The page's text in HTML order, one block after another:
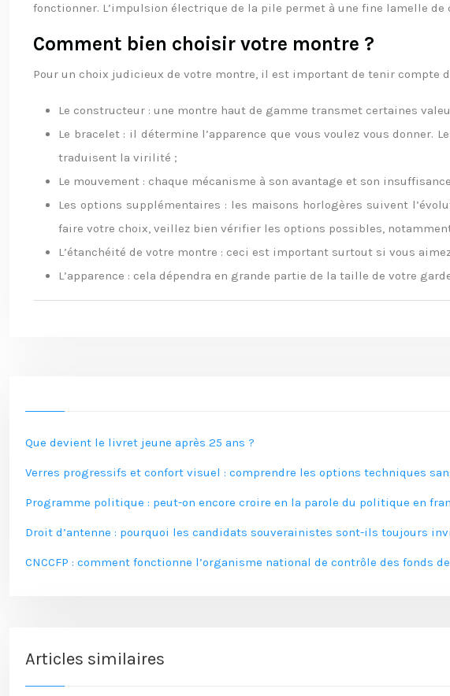
fonctionner. L’impulsion électrique de la pile permet à une fine lamelle
Comment bien choisir votre montre ?
Pour un choix judicieux de votre montre, il est important de tenir compte
Le constructeur : une montre haut de gamme transmet certaines
Le bracelet : il détermine l’apparence que vous voulez vous
traduisent la virilité ;
Le mouvement : chaque mécanisme à son avantage et son
Les options supplémentaires : les maisons horlogères suivent
faire votre choix, veillez bien vérifier les options possibles,
L’étanchéité de votre montre : ceci est important surtout si vous
L’apparence : cela dépendra en grande partie de la taille de votre
Que devient le livret jeune après 25 ans ?
Verres progressifs et confort visuel : comprendre les options techniques
Programme politique : peut-on encore croire en la parole du politique en
Droit d’antenne : pourquoi les candidats souverainistes sont-ils toujours
CNCCFP : comment fonctionne l’organisme national de contrôle des fonds
Articles similaires